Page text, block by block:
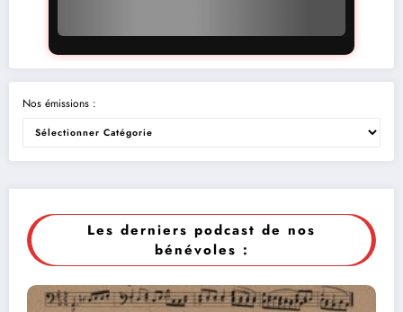
Nos émissions :
Les derniers podcast de nos
bénévoles :